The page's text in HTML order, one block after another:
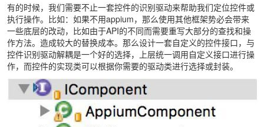
有的时候，我们需要不止一套控件的识别驱动来帮助我们定位控件或
执行操作。比如：如果不用appium，那么使用其他框架势必会带来
一些底层的改动，比如由于API的不同而需要重写大部分的查找和操
作方法。造成较大的替换成本。那么设计一套自定义的控件接口，与
控件识别驱动解耦是一个好的选择，上层统一调用自定义接口进行操
作，而控件的实现类可以根据你需要的驱动类进行选择或封装。